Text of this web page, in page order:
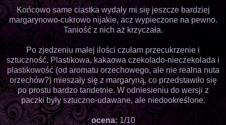
Końcowo same ciastka wydały mi się jeszcze bardziej
margarynowo-cukrowo nijakie, acz wypieczone na pewno.
Taniość z nich aż krzyczała.
Po zjedzeniu małej ilości czułam przecukrzenie i
sztuczność. Plastikowa, kakaowa czekolado-nieczekolada i
plastikowość (od aromatu orzechowego, ale nie realna nuta
orzechów?) mieszały się z margaryną, co przedstawiło się
po prostu bardzo tandetnie. W odniesieniu do wersji z
paczki były sztuczno-udawane, ale niedookreślone.
ocena:1/10